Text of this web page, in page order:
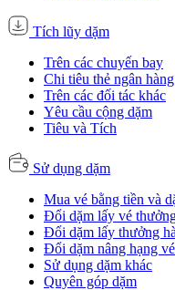
Tích lũy dặm
Trên các chuyến bay
Chi tiêu thẻ ngân hàng
Trên các đối tác khác
Yêu cầu cộng dặm
Tiêu và Tích
Sử dụng dặm
Mua vé bằng tiền và
Đổi dặm lấy vé
Đổi dặm lấy thưởng
Đổi dặm nâng hạng vé
Sử dụng dặm khác
Quyên góp dặm